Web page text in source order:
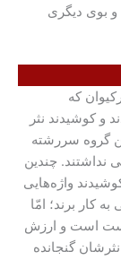
و بوی دیگری
که
و کوشیدند نثر
گروه سررشته
نداشتند. چندین
واژه‌هایی
کار برند؛ امّا
است و ارزش
گنجانده